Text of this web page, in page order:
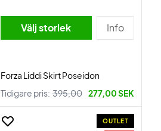
Välj storlek Info
Forza Liddi Skirt Poseidon
Tidigare pris: 395,00 277,00 SEK
OUTLET